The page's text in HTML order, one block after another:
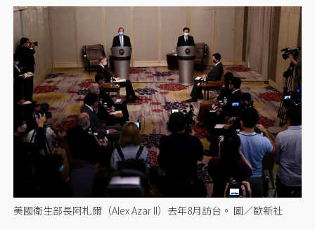
美國衛生部長阿札爾（Alex Azar II）去年8月訪台。 圖／歐新社